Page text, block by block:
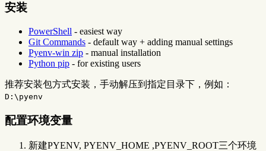
安装
PowerShell - easiest way
Git Commands - default way + adding manual settings
Pyenv-win zip - manual installation
Python pip - for existing users
推荐安装包方式安装，手动解压到指定目录下，例如：
D:\pyenv
配置环境变量
新建PYENV, PYENV_HOME ,PYENV_ROOT三个环境